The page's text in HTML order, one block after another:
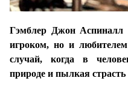
Гэмблер Джон Аспиналл
игроком, но и
случай, когда в
природе и пылкая